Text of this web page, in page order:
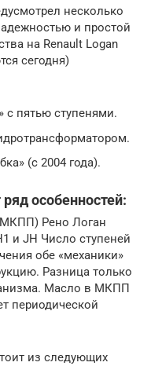
несколько
и простой
на Renault Logan
сегодня)
с пятью ступенями.
(с 2004 года).
особенностей:
Рено Логан
и JH Число ступеней
обе «механики»
Разница только
Масло в МКПП
периодической
из следующих